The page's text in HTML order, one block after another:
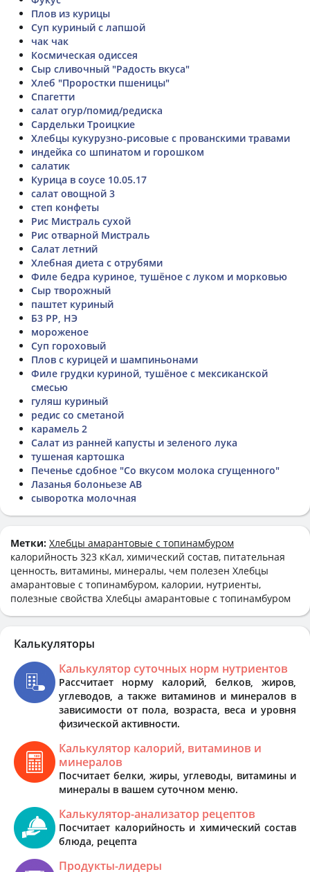
Плов из курицы
Суп куриный с лапшой
чак чак
Космическая одиссея
Сыр сливочный "Радость вкуса"
Хлеб "Проростки пшеницы"
Спагетти
салат огур/помид/редиска
Сардельки Троицкие
Хлебцы кукурузно-рисовые с прованскими травами
индейка со шпинатом и горошком
салатик
Курица в соусе 10.05.17
салат овощной 3
степ конфеты
Рис Мистраль сухой
Рис отварной Мистраль
Салат летний
Хлебная диета с отрубями
Филе бедра куриное, тушёное с луком и морковью
Сыр творожный
паштет куриный
Б3 РР, НЭ
мороженое
Суп гороховый
Плов с курицей и шампиньонами
Филе грудки куриной, тушёное с мексиканской
смесью
гуляш куриный
редис со сметаной
карамель 2
Салат из ранней капусты и зеленого лука
тушеная картошка
Печенье сдобное "Со вкусом молока сгущенного"
Лазанья болоньезе АВ
сыворотка молочная
Метки: Хлебцы амарантовые с топинамбуром
калорийность 323 кКал, химический состав, питательная
ценность, витамины, минералы, чем полезен Хлебцы
амарантовые с топинамбуром, калории, нутриенты,
полезные свойства Хлебцы амарантовые с топинамбуром
Калькуляторы
Калькулятор суточных норм нутриентов
Рассчитает норму калорий, белков, жиров,
углеводов, а также витаминов и минералов в
зависимости от пола, возраста, веса и уровня
физической активности.
Калькулятор калорий, витаминов и
минералов
Посчитает белки, жиры, углеводы, витамины и
минералы в вашем суточном меню.
Калькулятор-анализатор рецептов
Посчитает калорийность и химический состав
блюда, рецепта
Продукты-лидеры